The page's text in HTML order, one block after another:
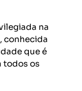
na
conhecida
que é
todos os